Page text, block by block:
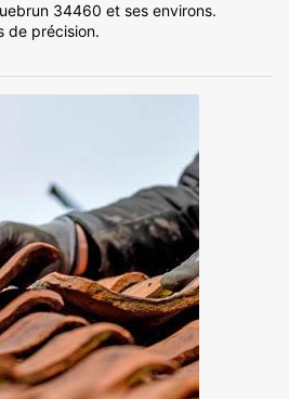
34460 et ses environs.
de précision.